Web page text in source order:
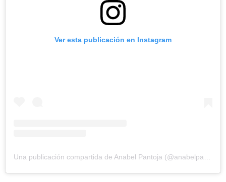
Ver esta publicación en Instagram